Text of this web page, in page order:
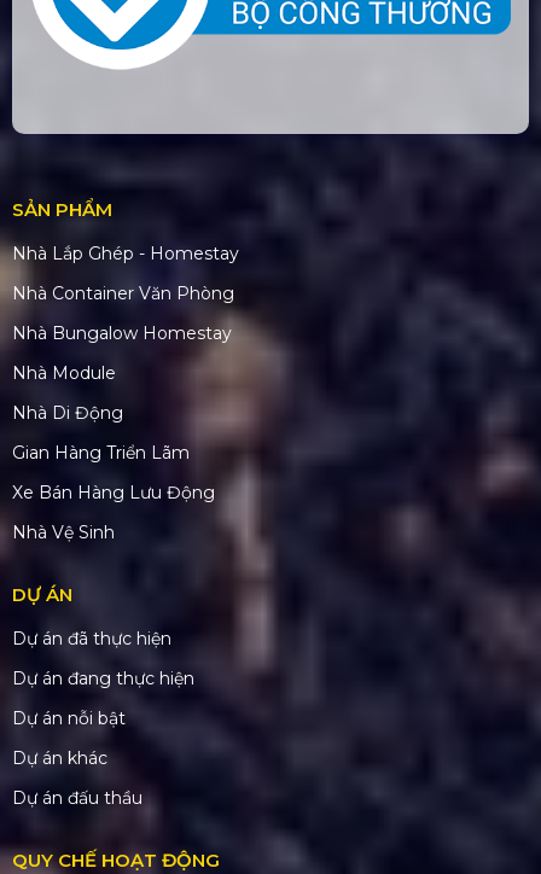
SẢN PHẨM
Nhà Lắp Ghép - Homestay
Nhà Container Văn Phòng
Nhà Bungalow Homestay
Nhà Module
Nhà Di Động
Gian Hàng Triển Lãm
Xe Bán Hàng Lưu Động
Nhà Vệ Sinh
DỰ ÁN
Dự án đã thực hiện
Dự án đang thực hiện
Dự án nỗi bật
Dự án khác
Dự án đấu thầu
QUY CHẾ HOẠT ĐỘNG